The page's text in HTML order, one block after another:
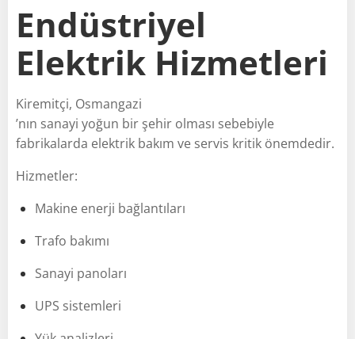
Endüstriyel
Elektrik Hizmetleri
Kiremitçi, Osmangazi
’nın sanayi yoğun bir şehir olması sebebiyle
fabrikalarda elektrik bakım ve servis kritik önemdedir.
Hizmetler:
Makine enerji bağlantıları
Trafo bakımı
Sanayi panoları
UPS sistemleri